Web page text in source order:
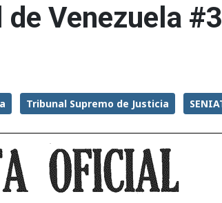
de Venezuela
Tribunal Supremo de Justicia